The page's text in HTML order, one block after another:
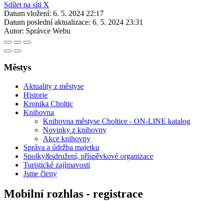
Sdílet na síti X
Datum vložení: 6. 5. 2024 22:17
Datum poslední aktualizace: 6. 5. 2024 23:31
Autor: Správce Webu
Městys
Aktuality z městyse
Historie
Kronika Choltic
Knihovna
Knihovna městyse Choltice - ON-LINE katalog
Novinky z knihovny
Akce knihovny
Správa a údržba majetku
Spolky&sdružení, příspěvkové organizace
Turistické zajímavosti
Jsme členy
Mobilní rozhlas - registrace